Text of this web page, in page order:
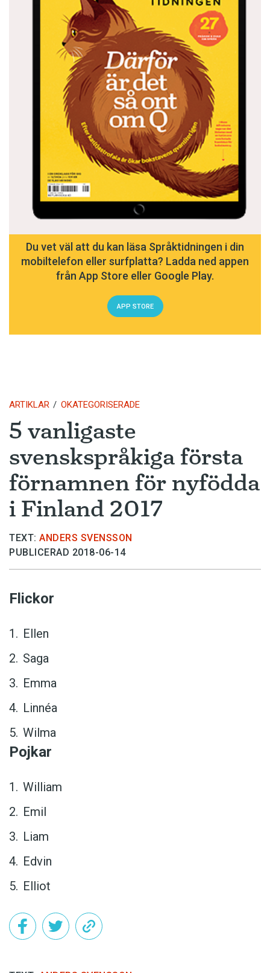
Du vet väl att du kan läsa Språktidningen i din
mobiltelefon eller surfplatta? Ladda ned appen
från App Store eller Google Play.
APP STORE
ARTIKLAR OKATEGORISERADE
5 vanligaste
svenskspråkiga första
förnamnen för nyfödda
i Finland 2017
TEXT: ANDERS SVENSSON
PUBLICERAD 2018-06-14
Flickor
Ellen
Saga
Emma
Linnéa
Wilma
Pojkar
William
Emil
Liam
Edvin
Elliot